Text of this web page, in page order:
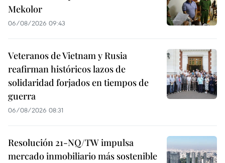
Mekolor
06/08/2026 09:43
Veteranos de Vietnam y Rusia
reafirman históricos lazos de
solidaridad forjados en tiempos de
guerra
06/08/2026 08:31
Resolución 21-NQ/TW impulsa
mercado inmobiliario más sostenible